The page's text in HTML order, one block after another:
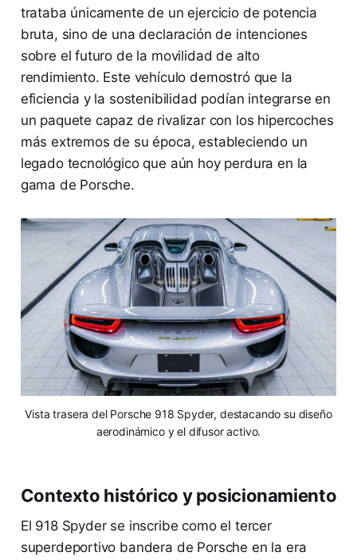
trataba únicamente de un ejercicio de potencia
bruta, sino de una declaración de intenciones
sobre el futuro de la movilidad de alto
rendimiento. Este vehículo demostró que la
eficiencia y la sostenibilidad podían integrarse en
un paquete capaz de rivalizar con los hipercoches
más extremos de su época, estableciendo un
legado tecnológico que aún hoy perdura en la
gama de Porsche.
Vista trasera del Porsche 918 Spyder, destacando su diseño
aerodinámico y el difusor activo.
Contexto histórico y posicionamiento
El 918 Spyder se inscribe como el tercer
superdeportivo bandera de Porsche en la era